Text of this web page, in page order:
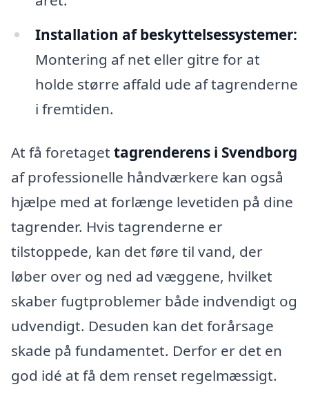
Installation af beskyttelsessystemer:
Montering af net eller gitre for at
holde større affald ude af tagrenderne
i fremtiden.
At få foretaget tagrenderens i Svendborg
af professionelle håndværkere kan også
hjælpe med at forlænge levetiden på dine
tagrender. Hvis tagrenderne er
tilstoppede, kan det føre til vand, der
løber over og ned ad væggene, hvilket
skaber fugtproblemer både indvendigt og
udvendigt. Desuden kan det forårsage
skade på fundamentet. Derfor er det en
god idé at få dem renset regelmæssigt.